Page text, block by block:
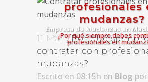
profesionales
mudanzas?
Empresa de Mudanzas en
>¿Por qué siempre debes
profesionales en
11 Mar¿Por qué
contratar con
mudanzas?
Escrito en 08:15h en Blog por